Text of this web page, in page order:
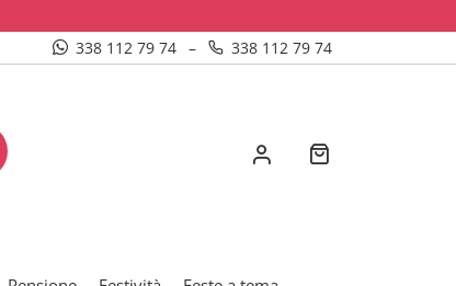
338 112 79 74 – 338 112 79 74